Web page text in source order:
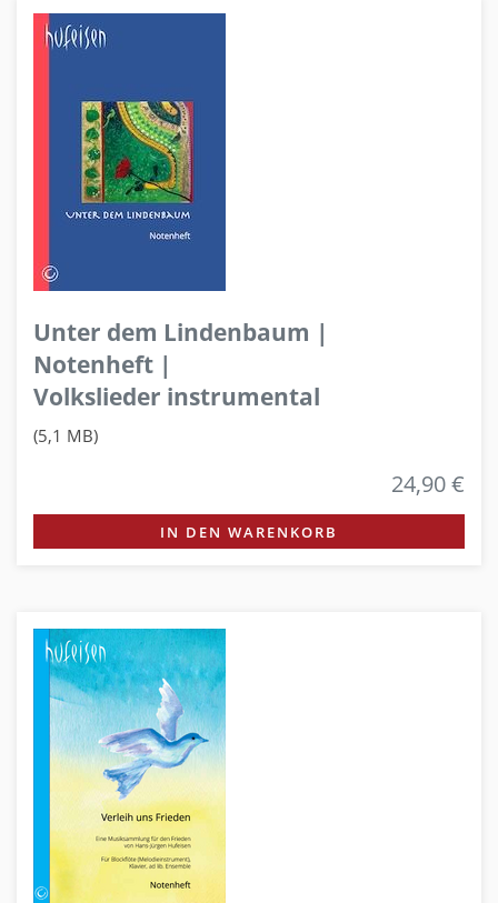
Unter dem Lindenbaum |
Notenheft |
Volkslieder instrumental
(5,1 MB)
24,90 €
IN DEN WARENKORB